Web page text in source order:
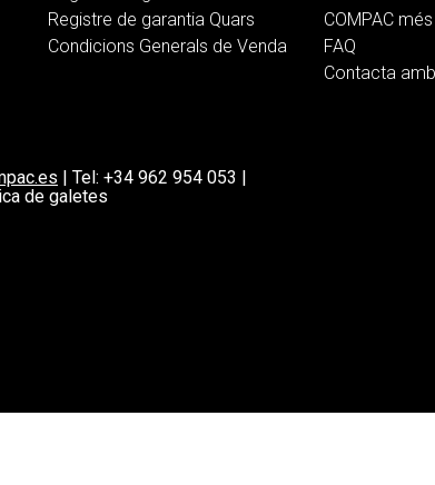
Registre de garantia Quars
Condicions Generals de Venda
COMPAC
FAQ
Contacta
| Tel: +34 962 954 053 |
de galetes